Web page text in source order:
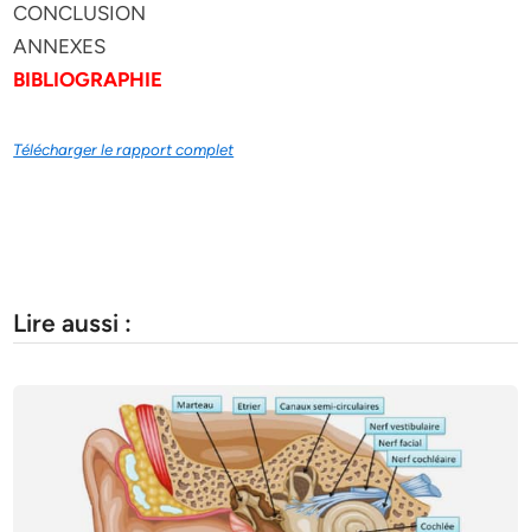
CONCLUSION
ANNEXES
BIBLIOGRAPHIE
Télécharger le rapport complet
Lire aussi :